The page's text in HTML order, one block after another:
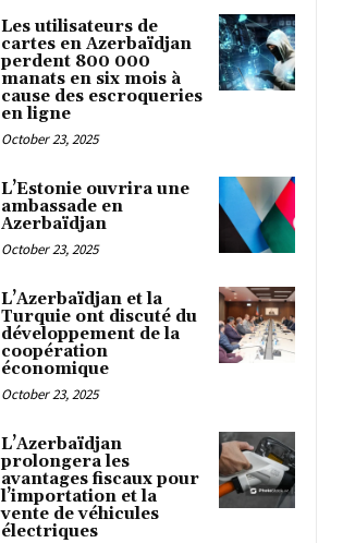
Les utilisateurs de
cartes en Azerbaïdjan
perdent 800 000
manats en six mois à
cause des escroqueries
en ligne
October 23, 2025
L’Estonie ouvrira une
ambassade en
Azerbaïdjan
October 23, 2025
L’Azerbaïdjan et la
Turquie ont discuté du
développement de la
coopération
économique
October 23, 2025
L’Azerbaïdjan
prolongera les
avantages fiscaux pour
l’importation et la
vente de véhicules
électriques